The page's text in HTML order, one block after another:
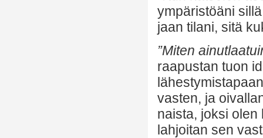
ympäristöäni
jaan tilani, sitä
”Miten
raapustan tuon
vasten, ja
naista, joksi olen
lahjoitan sen